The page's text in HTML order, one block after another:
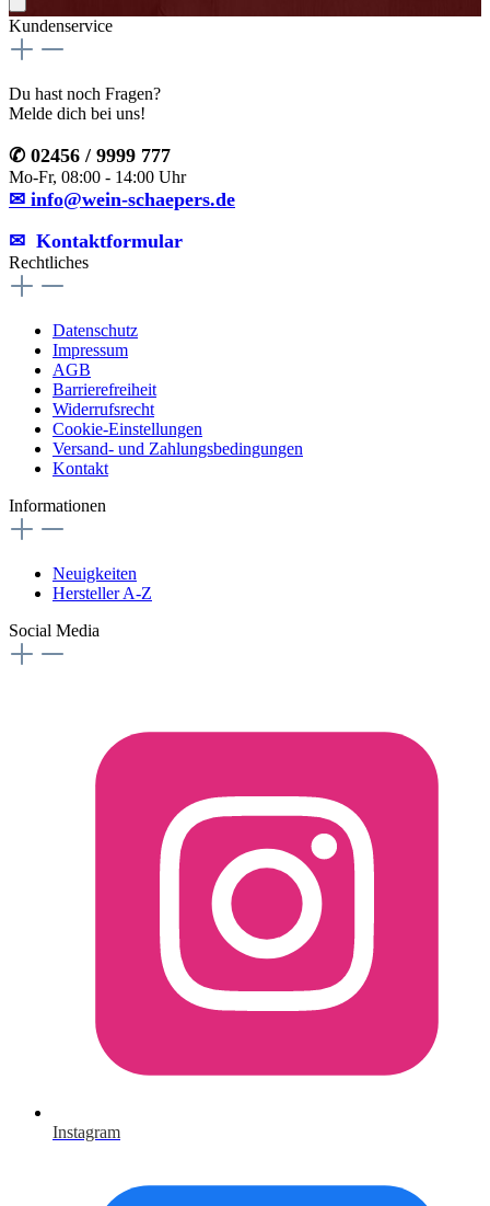
Kundenservice
Du hast noch Fragen?
Melde dich bei uns!
✆ 02456 / 9999 777
Mo-Fr, 08:00 - 14:00 Uhr
✉ info@wein-schaepers.de
✉︎ Kontaktformular
Rechtliches
Datenschutz
Impressum
AGB
Barrierefreiheit
Widerrufsrecht
Cookie-Einstellungen
Versand- und Zahlungsbedingungen
Kontakt
Informationen
Neuigkeiten
Hersteller A-Z
Social Media
Instagram